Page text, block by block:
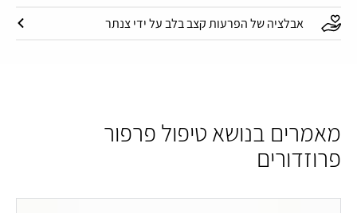
אבלציה של הפרעות קצב בלב על ידי צנתר
מאמרים בנושא טיפול פרפור
פרוזדורים